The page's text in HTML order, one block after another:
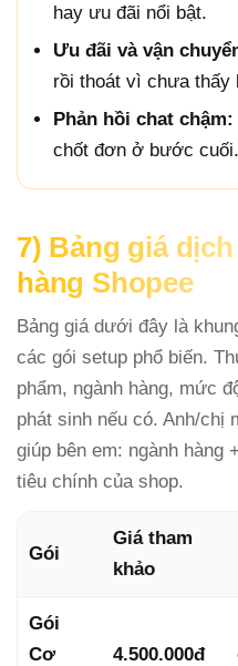
hay ưu đãi nổi bật.
Ưu đãi và vận
rồi thoát vì chưa thấy
Phản hồi chat chậm:
chốt đơn ở bước cuối.
7) Bảng giá
hàng Shopee
Bảng giá dưới đây là
các gói setup phổ biến.
phẩm, ngành hàng, mức
phát sinh nếu có. Anh/chị
giúp bên em: ngành hàng
tiêu chính của shop.
Gói
Giá tham
khảo
Gói
Cơ
4.500.000đ